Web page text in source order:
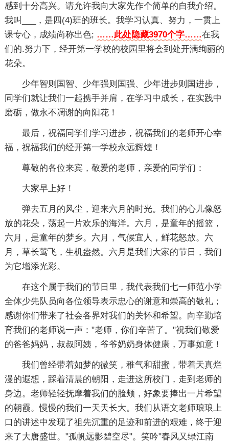
感到十分高兴。请允许我向大家先作个简单的自我介绍。
我叫___，是四(4)班的班长。我学习认真、努力，一贯上
课专心，成绩尚称出色; ……此处隐藏3970个字……在我
们的.努力下，经开第一学校的校园里将会到处开满绚丽的
花朵。
少年智则国智、少年强则国强、少年进步则国进步，
同学们就让我们一起携手并肩，在学习中成长，在实践中
磨砺，做永不凋谢的向阳花！
最后，祝福同学们学习进步，祝福我们的老师开心幸
福，祝福我们的经开第一学校永远辉煌！
尊敬的各位来宾，敬爱的老师，亲爱的同学们：
大家早上好！
弹去五月的风尘，迎来六月的时光。我们的心儿像怒
放的花朵，荡起一片欢乐的海洋。六月，是童年的摇篮，
六月，是童年的梦乡。六月，气候宜人，鲜花怒放。六
月，草长莺飞，生机盎然。六月是我们大家的节日，我们
为它增添光彩。
在这个属于我们的节日里，我代表我们七一师范小学
全体少先队员向各位领导表示忠心的谢意和崇高的敬礼；
感谢你们带来了社会各界对我们的关怀和希望。向辛勤培
育我们的老师说一声："老师，你们辛苦了。"祝我们敬爱
的爸爸妈妈，叔叔阿姨，爷爷奶奶身体健康，万事如意！
我们曾经带着如梦的微笑，稚气和甜蜜，带着天真烂
漫的遐想，踩着清晨的朝阳，走进这所校门，走到老师的
身边。老师轻轻抚摩着我们的脸颊，好象要捧出一片希望
的朝霞。慢慢的我们一天天长大。我们从语文老师琅琅上
口的讲述中发现了祖先沉重的足迹和前进的艰难，终于迎
来了大唐盛世。"孤帆远影碧空尽"。笑吟"春风又绿江南